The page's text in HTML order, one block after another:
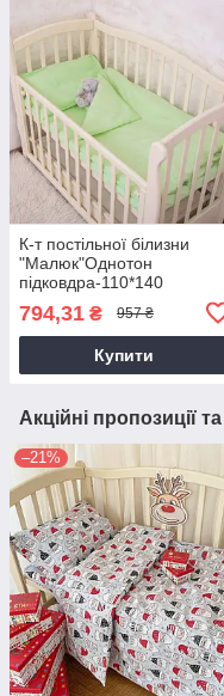
К-т постільної білизни
"Малюк"Однотон
підковдра-110*140
см.,простирадло-85*145
см.
794,31 ₴ 957 ₴
Купити
Акційні пропозиції
–21%